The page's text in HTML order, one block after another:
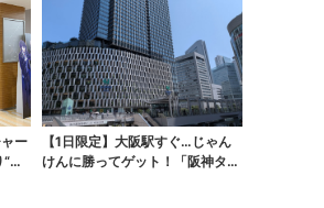
ー
マ
【1日限定】大阪駅すぐ…じゃん
けんに勝ってゲット！「阪神タイ